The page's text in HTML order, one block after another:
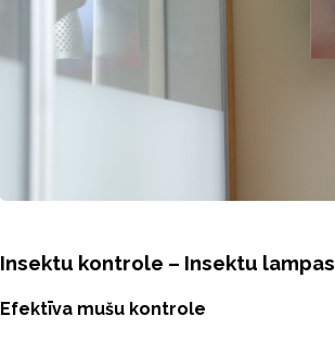
Insektu kontrole – Insektu lampas
Efektīva mušu kontrole